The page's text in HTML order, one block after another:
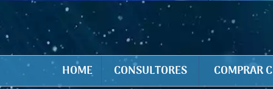
HOME CONSULTORES COMPRAR